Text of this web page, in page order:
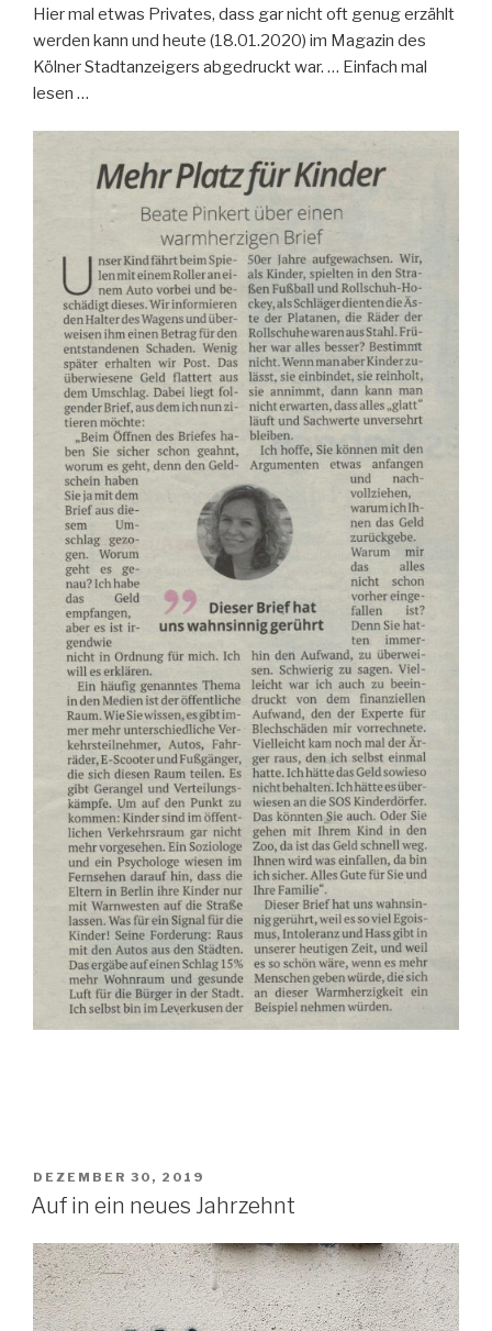
Hier mal etwas Privates, dass gar nicht oft genug erzählt
werden kann und heute (18.01.2020) im Magazin des
Kölner Stadtanzeigers abgedruckt war. … Einfach mal
lesen …
VERÖFFENTLICHT
AM
DEZEMBER 30, 2019
Auf in ein neues Jahrzehnt